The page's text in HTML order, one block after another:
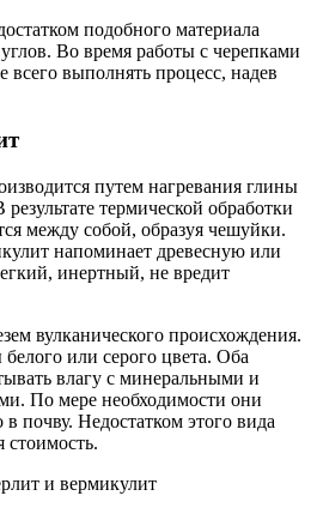
подобного материала
Во время работы с черепками
выполнять процесс, надев
путем нагревания глины
термической обработки
между собой, образуя чешуйки.
напоминает древесную или
инертный, не вредит
вулканического происхождения.
или серого цвета. Оба
влагу с минеральными и
По мере необходимости они
почву. Недостатком этого вида
стоимость.